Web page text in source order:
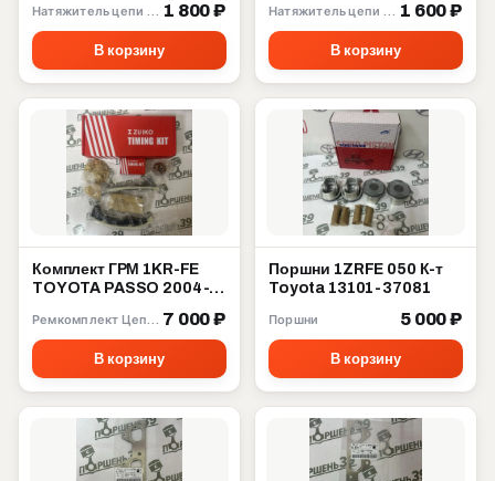
1 800 ₽
В корзину
1 600 ₽
В корзину
Комплект ГРМ 1KR-FE
TOYOTA PASSO 2004-
7 000 ₽
В корзину
Поршни 1ZRFE 050 К-т
Toyota 13101-37081
Поршни 5 000 ₽
В корзину